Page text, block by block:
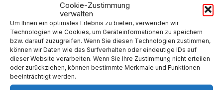
Cookie-Zustimmung
verwalten
Um Ihnen ein optimales Erlebnis zu bieten, verwenden wir
Technologien wie Cookies, um Geräteinformationen zu speichern
bzw. darauf zuzugreifen. Wenn Sie diesen Technologien zustimmen,
können wir Daten wie das Surfverhalten oder eindeutige IDs auf
dieser Website verarbeiten. Wenn Sie Ihre Zustimmung nicht erteilen
oder zurückziehen, können bestimmte Merkmale und Funktionen
beeinträchtigt werden.
to
calendar
days
Filter